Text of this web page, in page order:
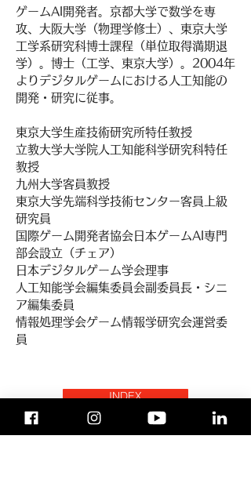
ゲームAI開発者。京都大学で数学を専
攻、大阪大学（物理学修士）、東京大学
工学系研究科博士課程（単位取得満期退
学）。博士（工学、東京大学）。2004年
よりデジタルゲームにおける人工知能の
開発・研究に従事。
東京大学生産技術研究所特任教授
立教大学大学院人工知能科学研究科特任
教授
九州大学客員教授
東京大学先端科学技術センター客員上級
研究員
国際ゲーム開発者協会日本ゲームAI専門
部会設立（チェア）
日本デジタルゲーム学会理事
人工知能学会編集委員会副委員長・シニ
ア編集委員
情報処理学会ゲーム情報学研究会運営委
員
INDEX